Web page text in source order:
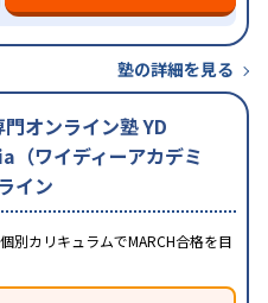
塾の詳細を見る
門オンライン塾 YD
ワイディーアカデミ
イン
別カリキュラムでMARCH合格を目